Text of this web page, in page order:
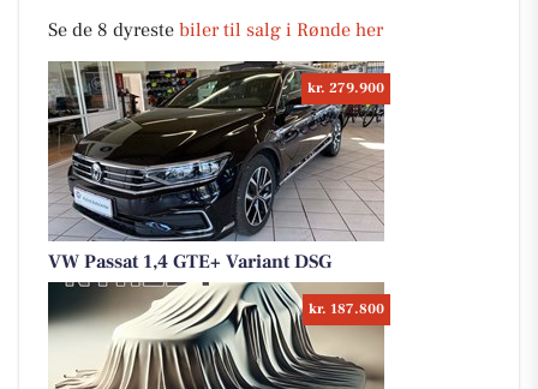
Se de 8 dyreste biler til salg i Rønde her
kr. 279.900
VW Passat 1,4 GTE+ Variant DSG
kr. 187.800